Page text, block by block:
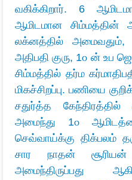
வகிக்கிறார். 6
ஆமிடமான சிம்மத்தின்
லக்னத்தில்
அதிபதி குரு, 1௦ ன் உப
சிம்மத்தில் தர்ம
மிகச்சிறப்பு. பணியை
சதுர்த்த
அமைந்து 1௦ ஆமிடத்தை
செவ்வாய்க்கு திக்பலம்
சார நாதன்
அமைந்திருப்பது